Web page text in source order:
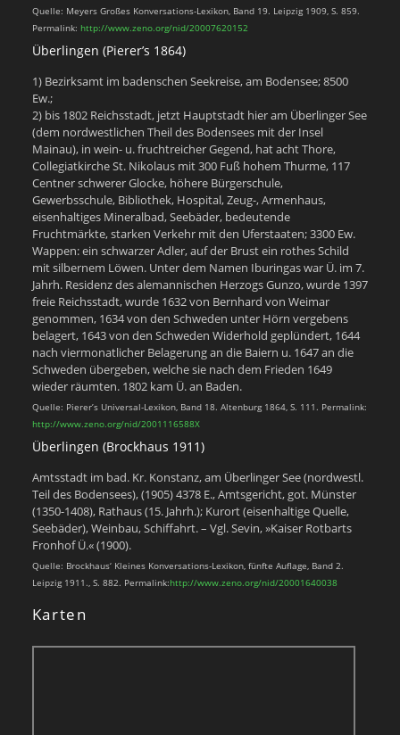
Quelle: Meyers Großes Konversations-Lexikon, Band 19. Leipzig 1909, S. 859.
Permalink: http://www.zeno.org/nid/20007620152
Überlingen (Pierer’s 1864)
1) Bezirksamt im badenschen Seekreise, am Bodensee; 8500
Ew.;
2) bis 1802 Reichsstadt, jetzt Hauptstadt hier am Überlinger See
(dem nordwestlichen Theil des Bodensees mit der Insel
Mainau), in wein- u. fruchtreicher Gegend, hat acht Thore,
Collegiatkirche St. Nikolaus mit 300 Fuß hohem Thurme, 117
Centner schwerer Glocke, höhere Bürgerschule,
Gewerbsschule, Bibliothek, Hospital, Zeug-, Armenhaus,
eisenhaltiges Mineralbad, Seebäder, bedeutende
Fruchtmärkte, starken Verkehr mit den Uferstaaten; 3300 Ew.
Wappen: ein schwarzer Adler, auf der Brust ein rothes Schild
mit silbernem Löwen. Unter dem Namen Iburingas war Ü. im 7.
Jahrh. Residenz des alemannischen Herzogs Gunzo, wurde 1397
freie Reichsstadt, wurde 1632 von Bernhard von Weimar
genommen, 1634 von den Schweden unter Hörn vergebens
belagert, 1643 von den Schweden Widerhold geplündert, 1644
nach viermonatlicher Belagerung an die Baiern u. 1647 an die
Schweden übergeben, welche sie nach dem Frieden 1649
wieder räumten. 1802 kam Ü. an Baden.
Quelle: Pierer’s Universal-Lexikon, Band 18. Altenburg 1864, S. 111. Permalink:
http://www.zeno.org/nid/2001116588X
Überlingen (Brockhaus 1911)
Amtsstadt im bad. Kr. Konstanz, am Überlinger See (nordwestl.
Teil des Bodensees), (1905) 4378 E., Amtsgericht, got. Münster
(1350-1408), Rathaus (15. Jahrh.); Kurort (eisenhaltige Quelle,
Seebäder), Weinbau, Schiffahrt. – Vgl. Sevin, »Kaiser Rotbarts
Fronhof Ü.« (1900).
Quelle: Brockhaus‘ Kleines Konversations-Lexikon, fünfte Auflage, Band 2.
Leipzig 1911., S. 882. Permalink:http://www.zeno.org/nid/20001640038
Karten